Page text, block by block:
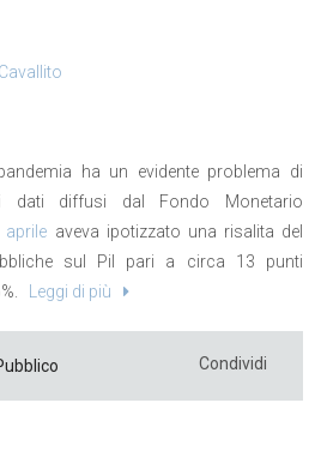
ha un evidente problema di
dati diffusi dal Fondo Monetario
aprile aveva ipotizzato una risalita del
sul Pil pari a circa 13 punti
Leggi di più
Condividi